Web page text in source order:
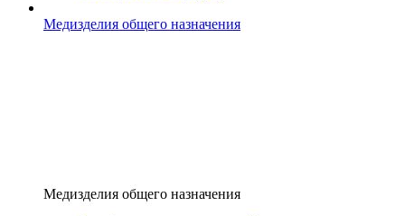
Медизделия общего назначения
Медизделия общего назначения